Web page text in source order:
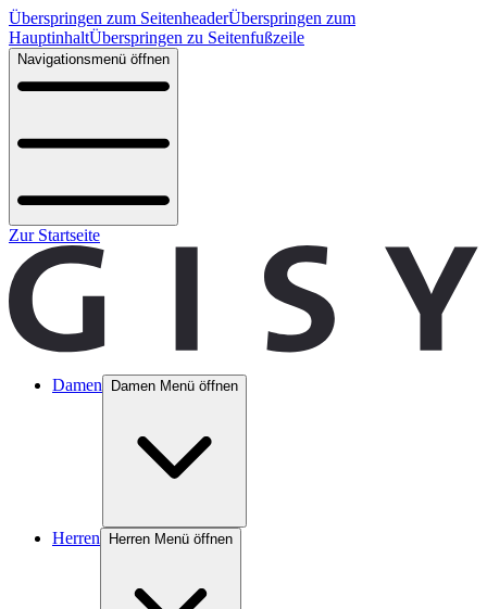
Überspringen zum SeitenheaderÜberspringen zum
HauptinhaltÜberspringen zu Seitenfußzeile
Navigationsmenü öffnen
Zur Startseite
Damen Damen Menü öffnen
Herren Herren Menü öffnen